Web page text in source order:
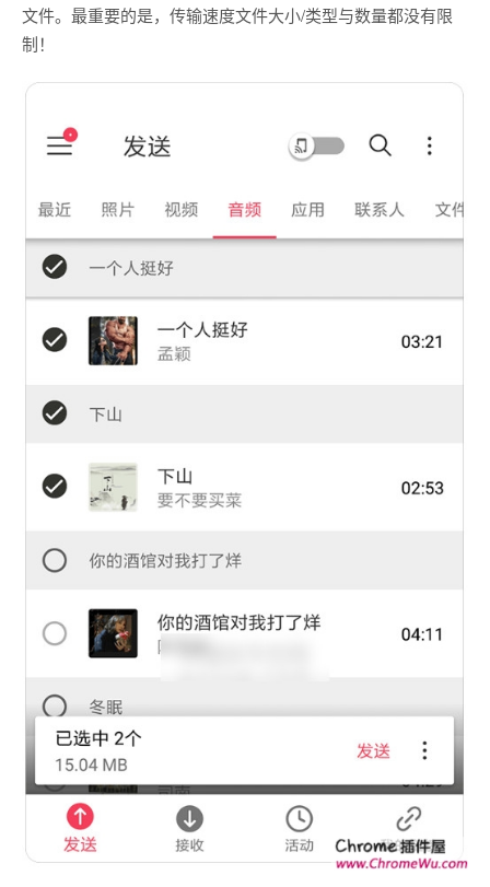
文件。最重要的是，传输速度文件大小/类型与数量都没有限
制！